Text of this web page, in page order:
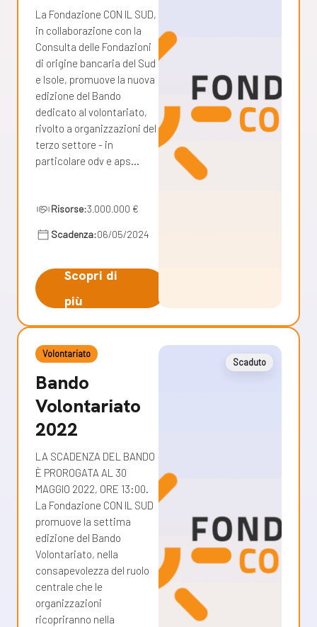
La Fondazione CON IL SUD,
in collaborazione con la
Consulta delle Fondazioni
di origine bancaria del Sud
e Isole, promuove la nuova
edizione del Bando
dedicato al volontariato,
rivolto a organizzazioni del
terzo settore - in
particolare odv e aps…
Risorse:3.000.000 €
Scadenza:06/05/2024
Scopri di
più
Volontariato
Bando
Volontariato
2022
LA SCADENZA DEL BANDO
È PROROGATA AL 30
MAGGIO 2022, ORE 13:00.
La Fondazione CON IL SUD
promuove la settima
edizione del Bando
Volontariato, nella
consapevolezza del ruolo
centrale che le
organizzazioni
ricopriranno nella
Scaduto